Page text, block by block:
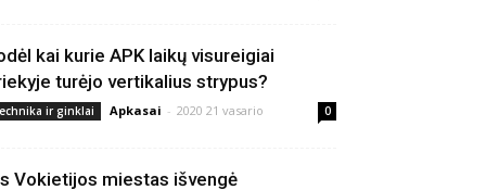
kai kurie APK laikų visureigiai
turėjo vertikalius strypus?
ir ginklai Apkasai - 2020 21 vasario 0
Vokietijos miestas išvengė